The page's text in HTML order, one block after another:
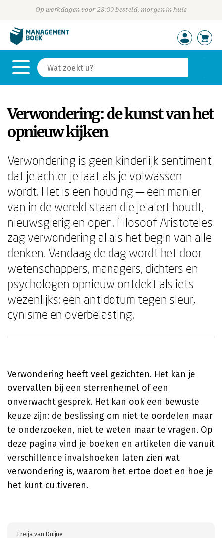
Op werkdagen voor 23:00 besteld, morgen in huis
Verwondering: de kunst van het
opnieuw kijken
Verwondering is geen kinderlijk sentiment
dat je achter je laat als je volwassen
wordt. Het is een houding — een manier
van in de wereld staan die je alert houdt,
nieuwsgierig en open. Filosoof Aristoteles
zag verwondering al als het begin van alle
denken. Vandaag de dag wordt het door
wetenschappers, managers, dichters en
psychologen opnieuw ontdekt als iets
wezenlijks: een antidotum tegen sleur,
cynisme en overbelasting.
Verwondering heeft veel gezichten. Het kan je
overvallen bij een sterrenhemel of een
onverwacht gesprek. Het kan ook een bewuste
keuze zijn: de beslissing om niet te oordelen maar
te onderzoeken, niet te weten maar te vragen. Op
deze pagina vind je boeken en artikelen die vanuit
verschillende invalshoeken laten zien wat
verwondering is, waarom het ertoe doet en hoe je
het kunt cultiveren.
Freija van Duijne